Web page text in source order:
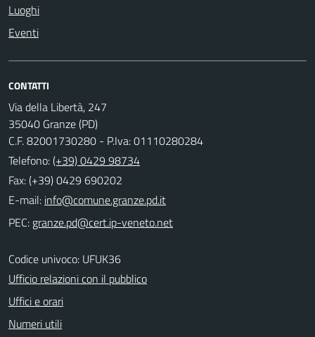
Luoghi
Eventi
CONTATTI
Via della Libertà, 247
35040 Granze (PD)
C.F. 82001730280 - P.Iva: 01110280284
Telefono:(+39) 0429 98734
Fax: (+39) 0429 690202
E-mail:
PEC:
Codice univoco: UFUK36
Ufficio relazioni con il pubblico
Uffici e orari
Numeri utili